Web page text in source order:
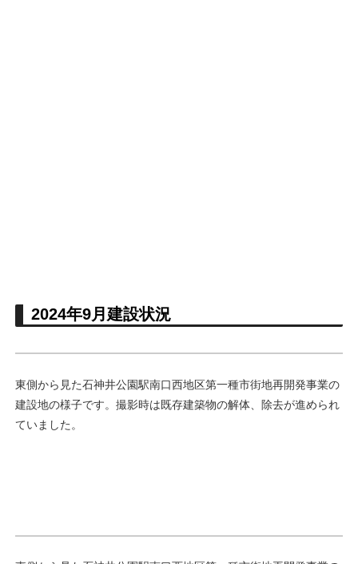
2024年9月建設状況
東側から見た石神井公園駅南口西地区第一種市街地再開発事業の
建設地の様子です。撮影時は既存建築物の解体、除去が進められ
ていました。